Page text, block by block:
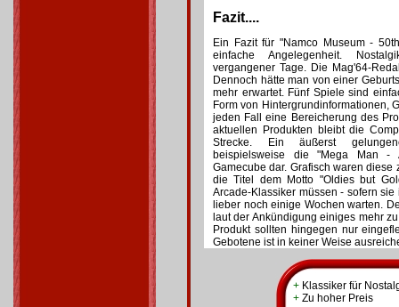
Fazit....
Ein Fazit für "Namco Museum -
einfache Angelegenheit.
vergangener Tage. Die Mag'64-
Dennoch hätte man von einer
mehr erwartet. Fünf Spiele sind
Form von Hintergrundinformationen,
jeden Fall eine Bereicherung des
aktuellen Produkten bleibt die
Strecke. Ein äußerst
beispielsweise die "Mega Man -
Gamecube dar. Grafisch waren
die Titel dem Motto "Oldies but
Arcade-Klassiker müssen - sofern
lieber noch einige Wochen warten.
laut der Ankündigung einiges mehr
Produkt sollten hingegen nur
Gebotene ist in keiner Weise
+ Klassiker für
+ Zu hoher Preis